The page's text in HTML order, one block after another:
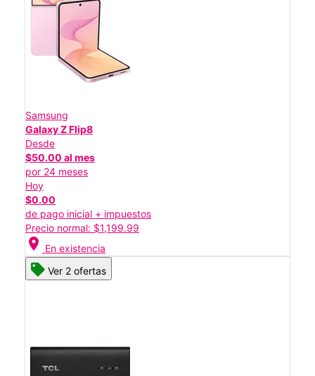
Samsung
Galaxy Z Flip8
Desde
$50.00 al mes
por 24 meses
Hoy
$0.00
de pago inicial + impuestos
Precio normal: $1,199.99
location_on En existencia
Ver 2 ofertas